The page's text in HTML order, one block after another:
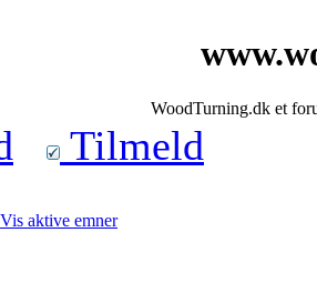
WoodTurning.dk et
Tilmeld
Vis aktive emner